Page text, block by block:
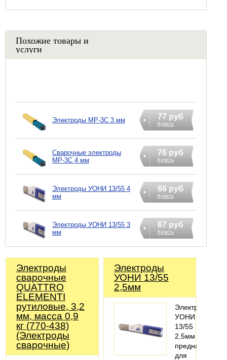
Похожие товары и
услуги
Электроды МР-3С 3 мм 77 руб
Купить
Сварочные электроды
МР-3С 4 мм
76 руб
Купить
Электроды УОНИ 13/55 4
мм
66 руб
Купить
Электроды УОНИ 13/55 3
мм
67 руб
Купить
Электроды
сварочные
QUATTRO
ELEMENTI
рутиловые, 3,2
мм, масса 0,9
кг (770-438)
(Электроды
сварочные)
Электроды
УОНИ 13/55
2,5мм
Электроды
УОНИ
13/55
2,5мм
предназначены
для